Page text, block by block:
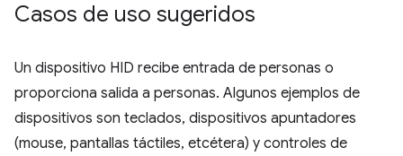
Casos de uso sugeridos
Un dispositivo HID recibe entrada de personas o
proporciona salida a personas. Algunos ejemplos de
dispositivos son teclados, dispositivos apuntadores
(mouse, pantallas táctiles, etcétera) y controles de